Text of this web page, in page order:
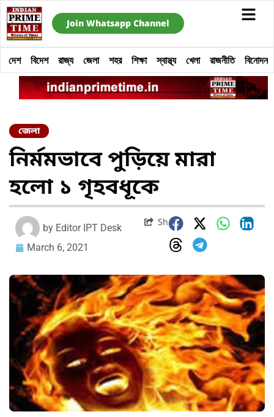
Join Whatsapp Channel
দেশ বিদেশ রাজ্য জেলা শহর শিক্ষা স্বাস্থ্য খেলা রাজনীতি বিনোদন
জেলা
নির্মমভাবে পুড়িয়ে মারা
হলো ১ গৃহবধূকে
by Editor IPT Desk
March 6, 2021
Share